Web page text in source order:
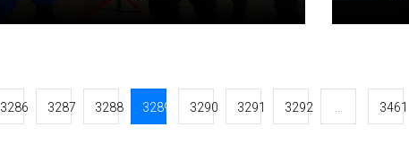
3286 3287 3288 3289 3290 3291 3292 3461